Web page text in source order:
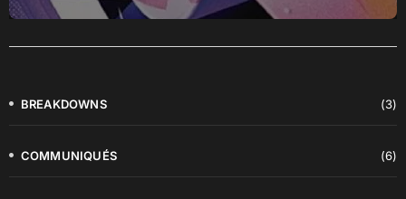
BREAKDOWNS (3)
COMMUNIQUÉS (6)